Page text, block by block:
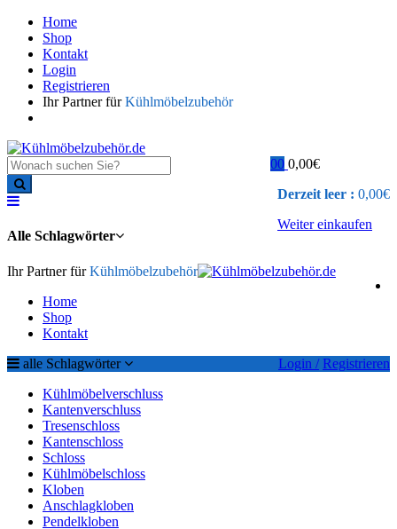
Home
Shop
Kontakt
Login
Registrieren
Ihr Partner fürKühlmöbelzubehör
0 0,00€
Derzeit leer : 0,00€
Weiter einkaufen
0
Alle Schlagwörter
Ihr Partner fürKühlmöbelzubehör
Home
Shop
Kontakt
Login / Registrieren
alle Schlagwörter
Kühlmöbelverschluss
Kantenverschluss
Tresenschloss
Kantenschloss
Schloss
Kühlmöbelschloss
Kloben
Anschlagkloben
Pendelkloben